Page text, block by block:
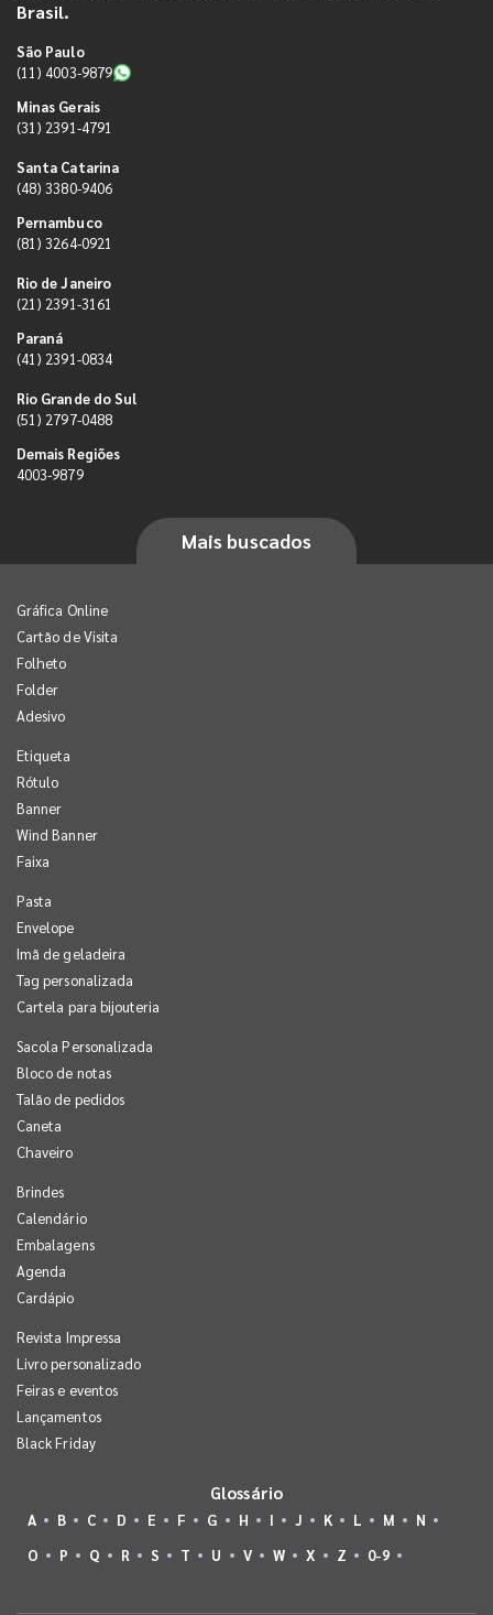
Brasil.
São Paulo
(11) 4003-9879
Minas Gerais
(31) 2391-4791
Santa Catarina
(48) 3380-9406
Pernambuco
(81) 3264-0921
Rio de Janeiro
(21) 2391-3161
Paraná
(41) 2391-0834
Rio Grande do Sul
(51) 2797-0488
Demais Regiões
4003-9879
Mais buscados
Gráfica Online
Cartão de Visita
Folheto
Folder
Adesivo
Etiqueta
Rótulo
Banner
Wind Banner
Faixa
Pasta
Envelope
Imã de geladeira
Tag personalizada
Cartela para bijouteria
Sacola Personalizada
Bloco de notas
Talão de pedidos
Caneta
Chaveiro
Brindes
Calendário
Embalagens
Agenda
Cardápio
Revista Impressa
Livro personalizado
Feiras e eventos
Lançamentos
Black Friday
Glossário
A B C D E F G H I J K L M
N
O
P Q R S T U V W X Z 0-9